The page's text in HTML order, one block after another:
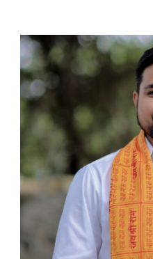
Ahmednagar
News:
6
वर्षाच्या
मुलीवर
अत्याचार
करणाऱ्या
आरोपीला
फाशीची